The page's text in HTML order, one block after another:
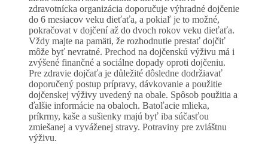
zdravotnícka organizácia doporučuje výhradné dojčenie
do 6 mesiacov veku dieťaťa, a pokiaľ je to možné,
pokračovat v dojčení až do dvoch rokov veku dieťaťa.
Vždy majte na pamäti, že rozhodnutie prestať dojčiť
môže byť nevratné. Prechod na dojčenskú výživu má i
zvýšené finančné a sociálne dopady oproti dojčeniu.
Pre zdravie dojčaťa je důležité dôsledne dodržiavať
doporučený postup prípravy, dávkovanie a použitie
dojčenskej výživy uvedený na obale. Spôsob použitia a
ďalšie informácie na obaloch. Batoľacie mlieka,
príkrmy, kaše a sušienky majú byť iba súčasťou
zmiešanej a vyváženej stravy. Potraviny pre zvláštnu
výživu.